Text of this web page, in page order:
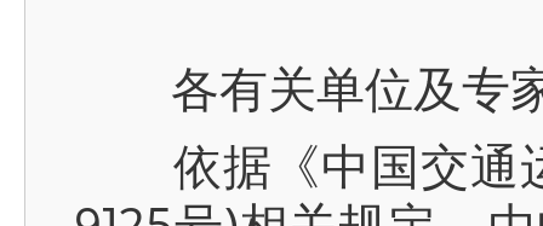
各有关单位及专
依据《中国交通